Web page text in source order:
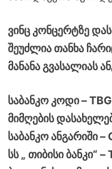
ვინც კონცერტზე
შეუძლია თანხა
მანანა გვასალიას
საბანკო კოდი –
მიმღების
საბანკო ანგარიში
სს „ თიბისი ბანკი“